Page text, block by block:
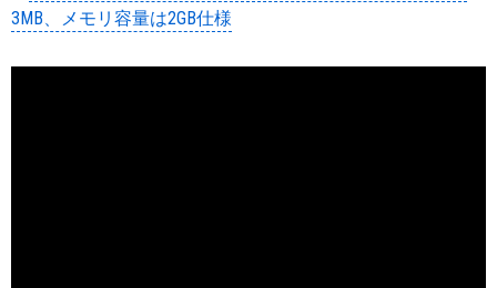
3MB、メモリ容量は2GB仕様